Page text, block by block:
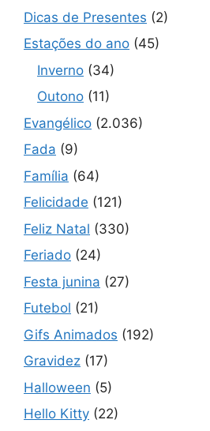
Dicas de Presentes (2)
Estações do ano (45)
Inverno (34)
Outono (11)
Evangélico (2.036)
Fada (9)
Família (64)
Felicidade (121)
Feliz Natal (330)
Feriado (24)
Festa junina (27)
Futebol (21)
Gifs Animados (192)
Gravidez (17)
Halloween (5)
Hello Kitty (22)